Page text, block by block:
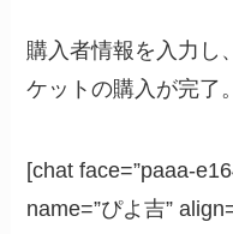
購入者情報を入力し
ケットの購入が完了。
[chat face=”paaa-
name=”ぴよ吉”